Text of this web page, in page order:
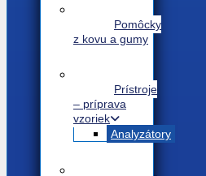
Pomôcky
z kovu a gumy
Prístroje
– príprava
vzoriek
Analyzátory